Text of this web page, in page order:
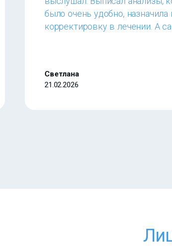
было очень удобно,
корректировку в лечении. А
Светлана
21.02.2026